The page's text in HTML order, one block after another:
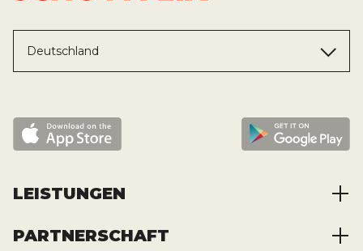
Deutschland
LEISTUNGEN
Baustoffe kaufen
PARTNERSCHAFT